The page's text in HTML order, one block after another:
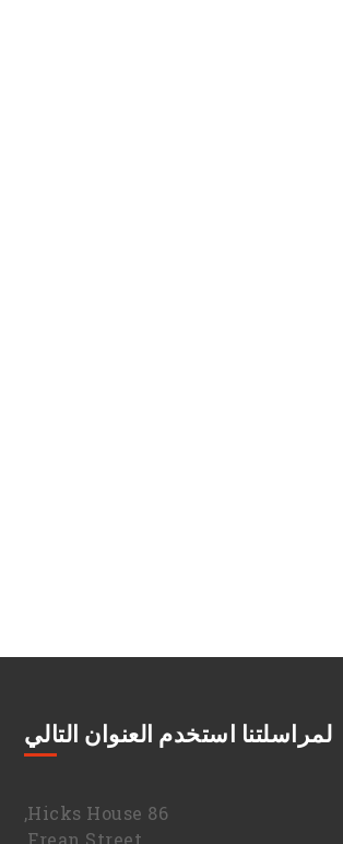
لمراسلتنا استخدم العنوان التالي
86 Hicks House,